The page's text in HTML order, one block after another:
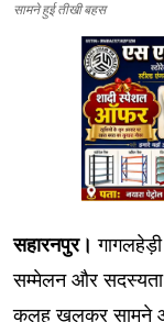
सामने हुई तीखी बहस
सहारनपुर।
सम्मेलन और सदस्यता
कलह खुलकर सामने आ